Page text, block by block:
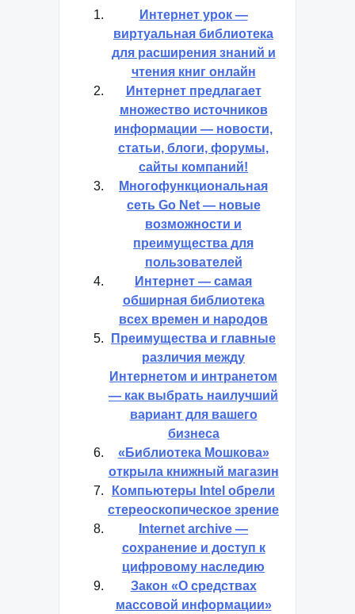
Интернет урок —
виртуальная библиотека
для расширения знаний и
чтения книг онлайн
Интернет предлагает
множество источников
информации — новости,
статьи, блоги, форумы,
сайты компаний!
Многофункциональная
сеть Go Net — новые
возможности и
преимущества для
пользователей
Интернет — самая
обширная библиотека
всех времен и народов
Преимущества и главные
различия между
Интернетом и интранетом
— как выбрать наилучший
вариант для вашего
бизнеса
«Библиотека Мошкова»
открыла книжный магазин
Компьютеры Intel обрели
стереоскопическое зрение
Internet archive —
сохранение и доступ к
цифровому наследию
Закон «О средствах
массовой информации»